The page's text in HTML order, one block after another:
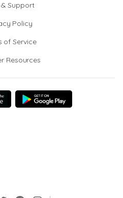
Support
Policy
of Service
Resources